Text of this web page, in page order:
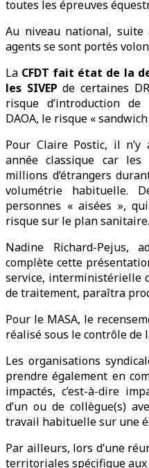
toutes les épreuves
Au niveau national,
agents se sont portés
La CFDT fait état de la
les SIVEP de certaines
risque d’introduction
DAOA, le risque « sandwich
Pour Claire Postic, il
année classique car
millions d’étrangers
volumétrie habituelle.
personnes « aisées »,
risque sur le plan sanitaire.
Nadine Richard-Pejus,
complète cette
service, interministérielle
de traitement, paraîtra
Pour le MASA, le
réalisé sous le contrôle de
Les organisations
prendre également en
impactés, c’est-à-dire
d’un ou de collègue(s)
travail habituelle sur une
Par ailleurs, lors d’une
territoriales spécifique aux